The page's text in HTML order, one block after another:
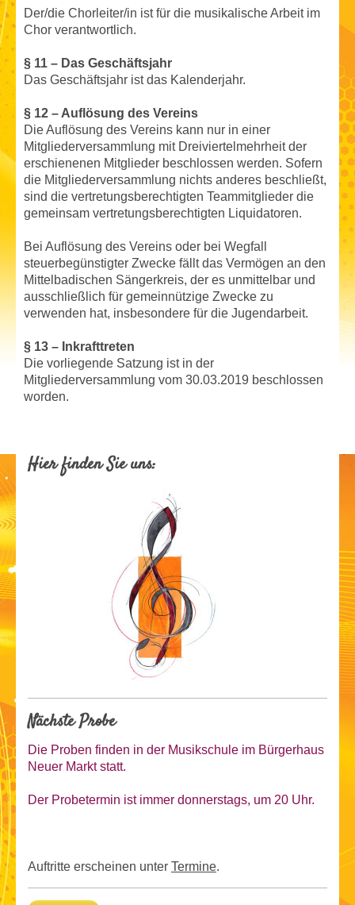
Der/die Chorleiter/in ist für die musikalische Arbeit im
Chor verantwortlich.
§ 11 – Das Geschäftsjahr
Das Geschäftsjahr ist das Kalenderjahr.
§ 12 – Auflösung des Vereins
Die Auflösung des Vereins kann nur in einer
Mitgliederversammlung mit Dreiviertelmehrheit der
erschienenen Mitglieder beschlossen werden. Sofern
die Mitgliederversammlung nichts anderes beschließt,
sind die vertretungsberechtigten Teammitglieder die
gemeinsam vertretungsberechtigten Liquidatoren.
Bei Auflösung des Vereins oder bei Wegfall
steuerbegünstigter Zwecke fällt das Vermögen an den
Mittelbadischen Sängerkreis, der es unmittelbar und
ausschließlich für gemeinnützige Zwecke zu
verwenden hat, insbesondere für die Jugendarbeit.
§ 13 – Inkrafttreten
Die vorliegende Satzung ist in der
Mitgliederversammlung vom 30.03.2019 beschlossen
worden.
Hier finden Sie uns:
Nächste Probe
Die Proben finden in der Musikschule im Bürgerhaus
Neuer Markt statt.
Der Probetermin ist immer donnerstags, um 20 Uhr.
Auftritte erscheinen unter Termine.